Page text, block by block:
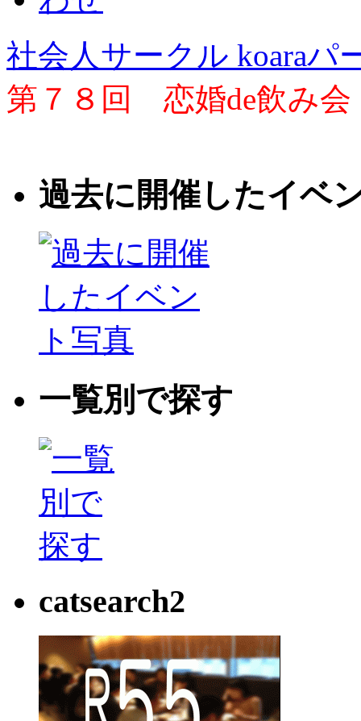
社会人サークル koaraパ
第７８回 恋婚de飲み会
過去に開催したイベ
一覧別で探す
catsearch2